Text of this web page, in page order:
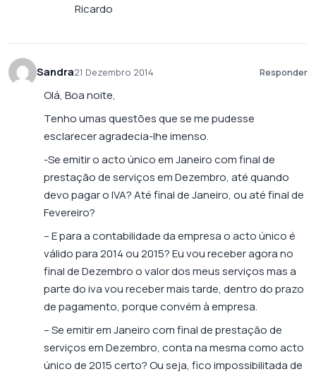
Ricardo
Sandra21 Dezembro 2014 Responder
Olá, Boa noite,
Tenho umas questões que se me pudesse
esclarecer agradecia-lhe imenso.
-Se emitir o acto único em Janeiro com final de
prestação de serviços em Dezembro, até quando
devo pagar o IVA? Até final de Janeiro, ou até final de
Fevereiro?
– E para a contabilidade da empresa o acto único é
válido para 2014 ou 2015? Eu vou receber agora no
final de Dezembro o valor dos meus serviços mas a
parte do iva vou receber mais tarde, dentro do prazo
de pagamento, porque convém à empresa.
– Se emitir em Janeiro com final de prestação de
serviços em Dezembro, conta na mesma como acto
único de 2015 certo? Ou seja, fico impossibilitada de